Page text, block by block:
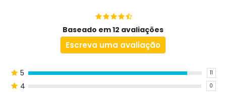
Baseado em 12 avaliações
Escreva uma avaliação
5 11
4 0